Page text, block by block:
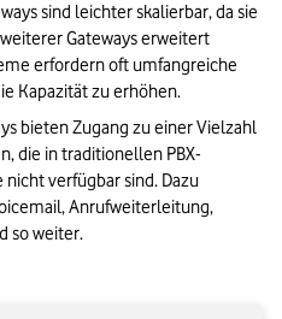
sind leichter skalierbar, da sie
Gateways erweitert
erfordern oft umfangreiche
Kapazität zu erhöhen.
bieten Zugang zu einer Vielzahl
die in traditionellen PBX-
verfügbar sind. Dazu
Anrufweiterleitung,